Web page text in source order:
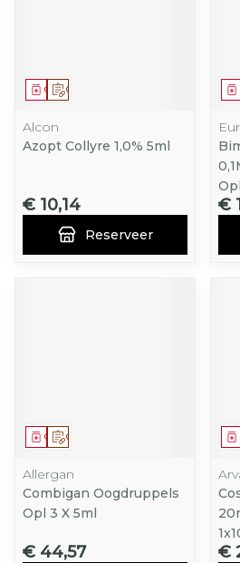
Op voorschrift
Geneesmiddel
Alcon
Azopt Collyre 1,0% 5ml
€ 10,14
Reserveer
€
Op voorschrift
Geneesmiddel
Allergan
Combigan Oogdruppels
Opl 3 X 5ml
€ 44,57 €